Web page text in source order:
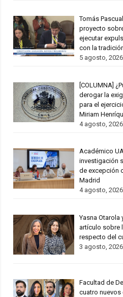
Tomás
proyecto
ejecutar
con la
5 agosto, 2026
[COLUMNA]
derogar la
para el
Miriam
4 agosto, 2026
Académico
investigación
de excepción
Madrid
4 agosto, 2026
Yasna Otarola
artículo sobre
respecto del
3 agosto, 2026
Facultad de
cuatro nuevos